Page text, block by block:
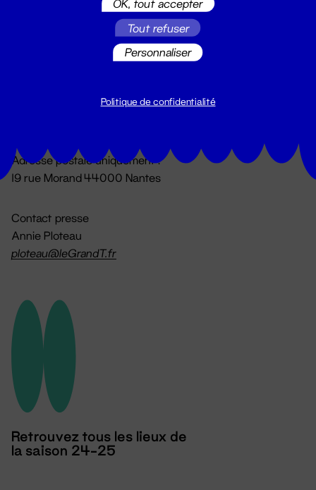
Du lundi au vendredi 14h → 18h
Adresse postale uniquement :
19 rue Morand 44000 Nantes
Contact presse
Annie Ploteau
ploteau@leGrandT.fr
Retrouvez tous les lieux de
la saison 24-25
OK, tout accepter
Tout refuser
Personnaliser
Politique de confidentialité